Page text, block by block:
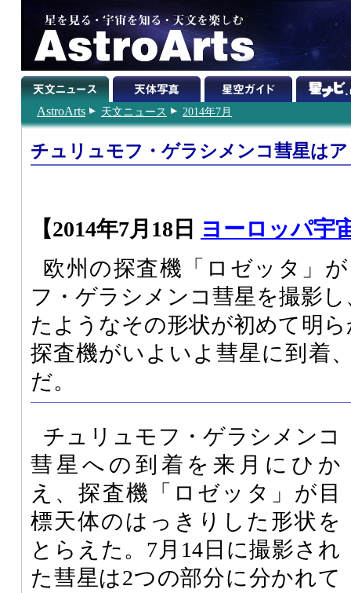
AstroArts 天文ニュース 2014年7月
チュリュモフ・ゲラシメンコ彗星は
【2014年7月18日 ヨーロッパ宇
欧州の探査機「ロゼッタ」
フ・ゲラシメンコ彗星を撮影
たようなその形状が初めて明
探査機がいよいよ彗星に到着
だ。
チュリュモフ・ゲラシメンコ
彗星への到着を来月にひか
え、探査機「ロゼッタ」が目
標天体のはっきりした形状を
とらえた。7月14日に撮影され
た彗星は2つの部分に分かれて